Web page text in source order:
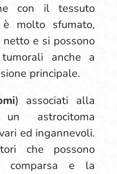
con il tessuto
molto sfumato,
netto e si possono
anche a
principale.
) associati alla
astrocitoma
ed ingannevoli.
che possono
comparsa e la